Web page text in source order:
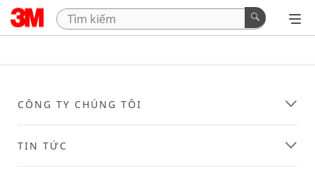
CÔNG TY CHÚNG TÔI
TIN TỨC